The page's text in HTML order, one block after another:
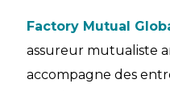
Factory Mutual
assureur mutualiste
accompagne des